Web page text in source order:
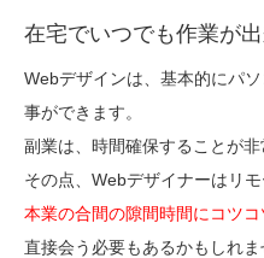
在宅でいつでも作業が
Webデザインは、基本的にパ
事ができます。
副業は、時間確保することが非
その点、Webデザイナーはリモ
本業の合間の隙間時間にコツコ
直接会う必要もあるかもしれ